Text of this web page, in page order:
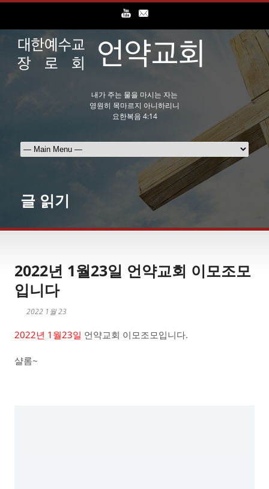
내가 주는 물을 마시는 자는
영원히 목마르지 아니하리니
요한복음 4:14
글 읽기
2022년 1월23일 언약교회 이모조모
입니다
2022 1월 23
2022년 1월23일 언약교회 이모조모입니다.
샬롬~